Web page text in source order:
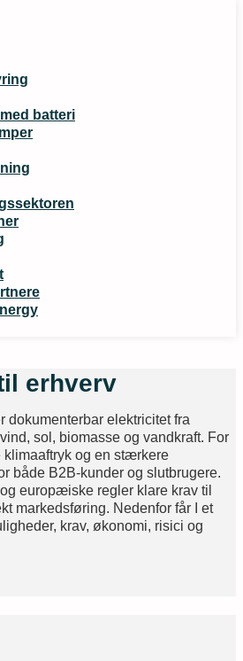
batteri
erhverv
dokumenterbar elektricitet fra
sol, biomasse og vandkraft. For
klimaaftryk og en stærkere
både B2B-kunder og slutbrugere.
europæiske regler klare krav til
markedsføring. Nedenfor får I et
krav, økonomi, risici og